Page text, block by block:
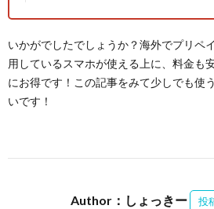
いかがでしたでしょうか？海外でプリペ
用しているスマホが使える上に、料金も
にお得です！この記事をみて少しでも使
いです！
Author：しょっきー 投